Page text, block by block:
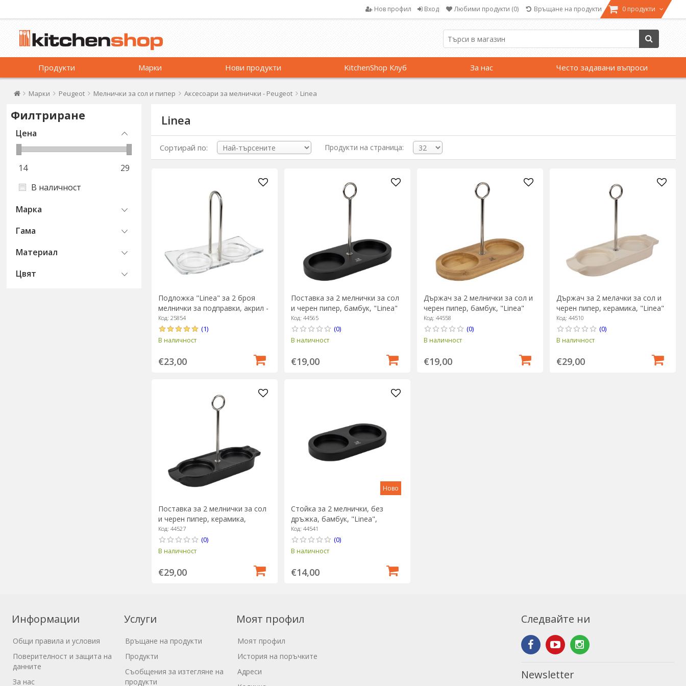
Нов профил Вход Любими продукти (0) Връщане на продукти 0 продукти
Продукти Марки Нови продукти KitchenShop Клуб За нас Често задавани въпроси
Марки Peugeot Мелнички за сол и пипер Аксесоари за мелнички - Peugeot Linea
Филтриране
Цена
14
29
В наличност
Марка
Гама
Материал
Цвят
Linea
Сортирай по: Продукти на страница:
Подложка "Linea" за 2 броя
мелнички за подправки, акрил -
Peugeot
Код: 25854
(1)
В наличност
€23,00
Поставка за 2 мелнички за сол
и черен пипер, бамбук, "Linea"
Matte Black - Peugeot
Код: 44565
(0)
В наличност
€19,00
Държач за 2 мелнички за сол и
черен пипер, бамбук, "Linea"
Natural - Peugeot
Код: 44558
(0)
В наличност
€19,00
Държач за 2 мелачки за сол и
черен пипер, керамика, "Linea"
Ecru - Peugeot
Код: 44510
(0)
В наличност
€29,00
Поставка за 2 мелнички за сол
и черен пипер, керамика,
"Linea" Satin Black - Peugeot
Код: 44527
(0)
В наличност
€29,00
Ново
Стойка за 2 мелнички, без
дръжка, бамбук, "Linea",
матово черно - Peugeot
Код: 44541
(0)
В наличност
€14,00
Информации
Общи правила и условия
Поверителност и защита на
данните
За нас
Услуги
Връщане на продукти
Продукти
Съобщения за изтегляне на
продукти
Моят профил
Моят профил
История на поръчките
Адреси
Следвайте ни
Newsletter